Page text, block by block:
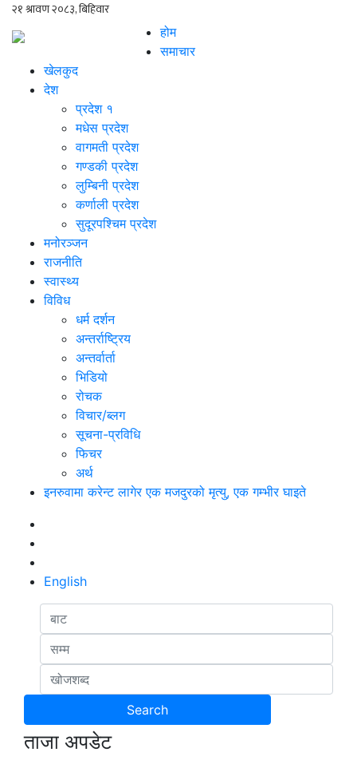
होम
समाचार
खेलकुद
देश
प्रदेश १
मधेस प्रदेश
वागमती प्रदेश
गण्डकी प्रदेश
लुम्बिनी प्रदेश
कर्णाली प्रदेश
सुदूरपश्चिम प्रदेश
मनोरञ्जन
राजनीति
स्वास्थ्य
विविध
धर्म दर्शन
अन्तर्राष्ट्रिय
अन्तर्वार्ता
भिडियो
रोचक
विचार/ब्लग
सूचना-प्रविधि
फिचर
अर्थ
इनरुवामा करेन्ट लागेर एक मजदुरको मृत्यु, एक गम्भीर घाइते
English
ताजा अपडेट